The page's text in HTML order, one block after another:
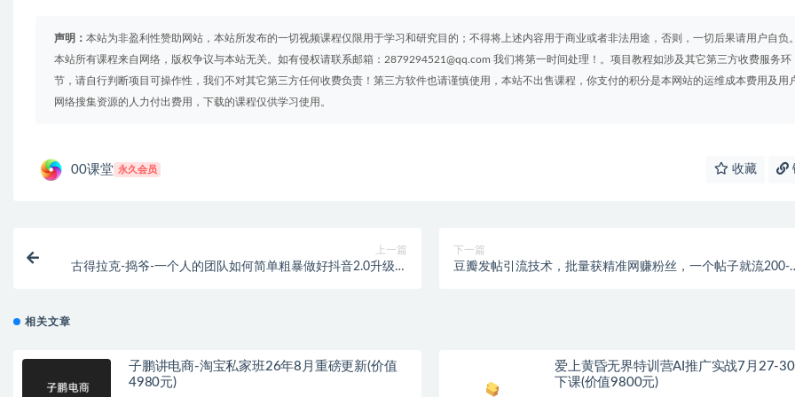
声明： 本站为非盈利性赞助网站，本站所发布的一切视频课程仅限用于学习和研究目的；不得将上述内容用于商业或者非法用途，否则，一切后果请用户自负。
本站所有课程来自网络，版权争议与本站无关。如有侵权请联系邮箱：2879294521@qq.com 我们将第一时间处理！。项目教程如涉及其它第三方收费服务环
节，请自行判断项目可操作性，我们不对其它第三方任何收费负责！第三方软件也请谨慎使用，本站不出售课程，你支付的积分是本网站的运维成本费用及用
网络搜集资源的人力付出费用，下载的课程仅供学习使用。
00课堂 永久会员 收藏
上一篇
古得拉克-捣爷-一个人的团队如何简单粗暴做好抖音2.0升级版
下一篇
豆瓣发帖引流技术，批量获精准网赚粉丝，一个帖子就流200-
相关文章
子鹏讲电商-淘宝私家班26年8月重磅更新(价值
4980元)
爱上黄昏无界特训营AI推广实战7月27-
下课(价值9800元)